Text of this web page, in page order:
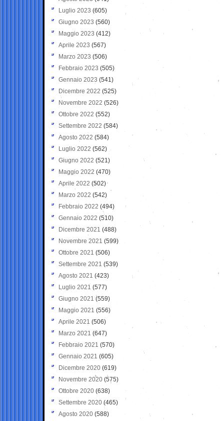
Luglio 2023 (605)
Giugno 2023 (560)
Maggio 2023 (412)
Aprile 2023 (567)
Marzo 2023 (506)
Febbraio 2023 (505)
Gennaio 2023 (541)
Dicembre 2022 (525)
Novembre 2022 (526)
Ottobre 2022 (552)
Settembre 2022 (584)
Agosto 2022 (584)
Luglio 2022 (562)
Giugno 2022 (521)
Maggio 2022 (470)
Aprile 2022 (502)
Marzo 2022 (542)
Febbraio 2022 (494)
Gennaio 2022 (510)
Dicembre 2021 (488)
Novembre 2021 (599)
Ottobre 2021 (506)
Settembre 2021 (539)
Agosto 2021 (423)
Luglio 2021 (577)
Giugno 2021(559)
Maggio 2021 (556)
Aprile 2021 (506)
Marzo 2021 (647)
Febbraio 2021 (570)
Gennaio 2021 (605)
Dicembre 2020 (619)
Novembre 2020 (575)
Ottobre 2020 (638)
Settembre 2020(465)
Agosto 2020 (588)